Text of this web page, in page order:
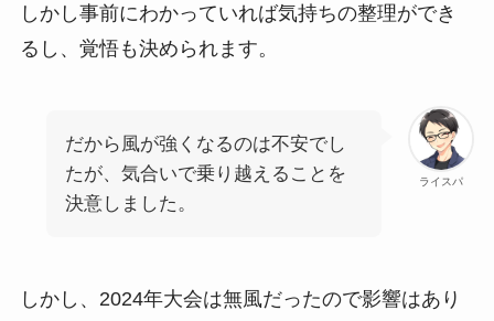
しかし事前にわかっていれば気持ちの整理ができ
るし、覚悟も決められます。
ライスパ
だから風が強くなるのは不安でし
たが、気合いで乗り越えることを
決意しました。
しかし、2024年大会は無風だったので影響はあり